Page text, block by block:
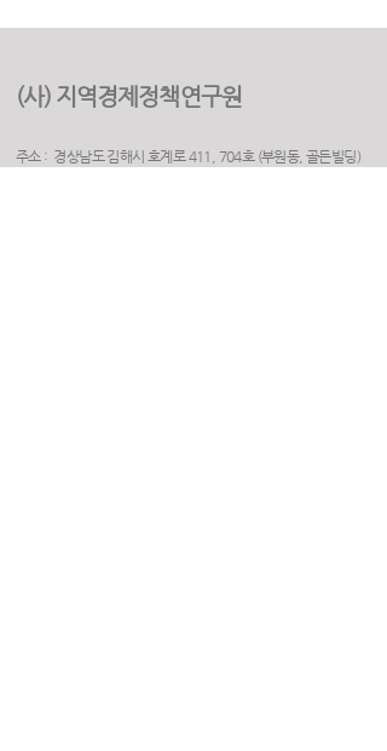
(사) 지역경제정책연구원
주소 : 경상남도 김해시 호계로 411, 704호 (부원동, 골든빌딩)